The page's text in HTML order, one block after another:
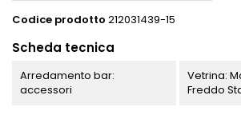
Codice prodotto 212031439-15
Scheda tecnica
Arredamento bar:
accessori
Vetrina:
Freddo